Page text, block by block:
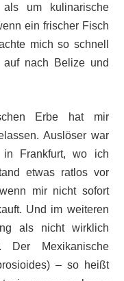
um kulinarische
ein frischer Fisch
mich so schnell
nach Belize und
Erbe hat mir
Auslöser war
in Frankfurt, wo ich
etwas ratlos vor
mir nicht sofort
Und im weiteren
als nicht wirklich
Der Mexikanische
– so heißt